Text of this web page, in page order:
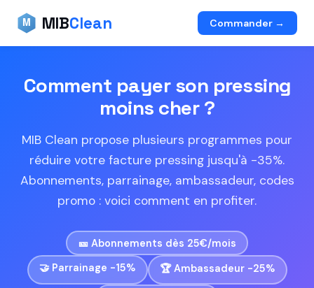
M MIBClean Commander →
Comment payer son pressing
moins cher ?
MIB Clean propose plusieurs programmes pour
réduire votre facture pressing jusqu'à -35%.
Abonnements, parrainage, ambassadeur, codes
promo : voici comment en profiter.
🎫 Abonnements dès 25€/mois
🤝 Parrainage -15%
🏆 Ambassadeur -25%